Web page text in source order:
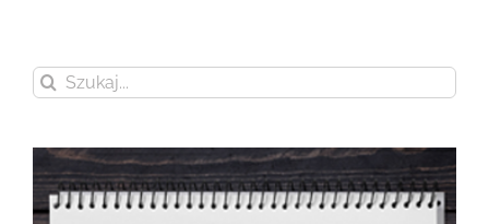
Szukaj